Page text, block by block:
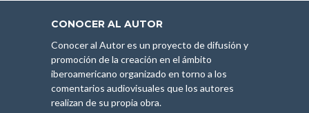
CONOCER AL AUTOR
Conocer al Autor es un proyecto de difusión y
promoción de la creación en el ámbito
iberoamericano organizado en torno a los
comentarios audiovisuales que los autores
realizan de su propia obra.